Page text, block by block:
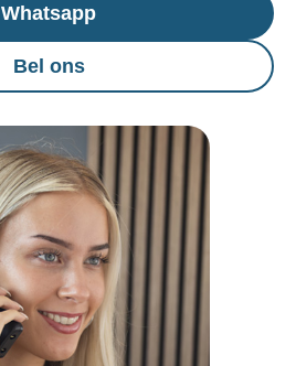
Whatsapp
Bel ons